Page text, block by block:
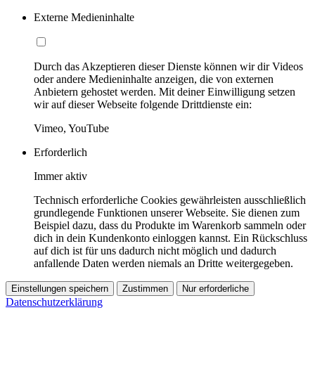
Externe Medieninhalte
Durch das Akzeptieren dieser Dienste können wir dir Videos
oder andere Medieninhalte anzeigen, die von externen
Anbietern gehostet werden. Mit deiner Einwilligung setzen
wir auf dieser Webseite folgende Drittdienste ein:
Vimeo, YouTube
Erforderlich
Immer aktiv
Technisch erforderliche Cookies gewährleisten ausschließlich
grundlegende Funktionen unserer Webseite. Sie dienen zum
Beispiel dazu, dass du Produkte im Warenkorb sammeln oder
dich in dein Kundenkonto einloggen kannst. Ein Rückschluss
auf dich ist für uns dadurch nicht möglich und dadurch
anfallende Daten werden niemals an Dritte weitergegeben.
Einstellungen speichern Zustimmen Nur erforderliche
Datenschutzerklärung